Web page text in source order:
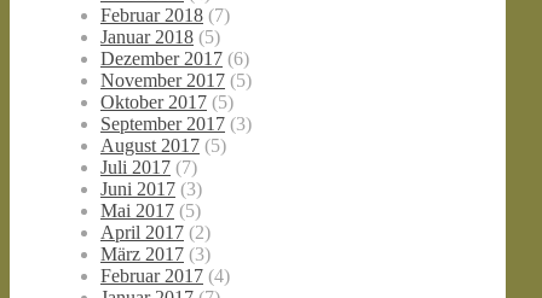
Februar 2018 (7)
Januar 2018 (5)
Dezember 2017 (6)
November 2017 (5)
Oktober 2017 (5)
September 2017 (3)
August 2017 (5)
Juli 2017 (7)
Juni 2017 (3)
Mai 2017 (5)
April 2017 (2)
März 2017 (3)
Februar 2017 (4)